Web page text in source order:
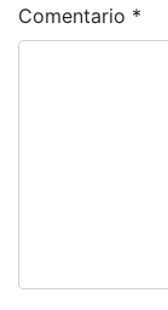
Comentario *